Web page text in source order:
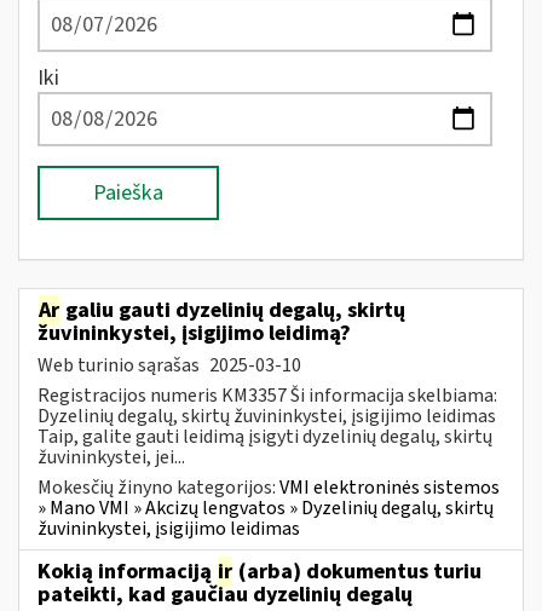
Iki
Paieška
Ar galiu gauti dyzelinių degalų, skirtų
žuvininkystei, įsigijimo leidimą?
Web turinio sąrašas 2025-03-10
Registracijos numeris KM3357 Ši informacija skelbiama:
Dyzelinių degalų, skirtų žuvininkystei, įsigijimo leidimas
Taip, galite gauti leidimą įsigyti dyzelinių degalų, skirtų
žuvininkystei, jei...
Mokesčių žinyno kategorijos:VMI elektroninės sistemos
» Mano VMI » Akcizų lengvatos » Dyzelinių degalų, skirtų
žuvininkystei, įsigijimo leidimas
Kokią informaciją ir (arba) dokumentus turiu
pateikti, kad gaučiau dyzelinių degalų